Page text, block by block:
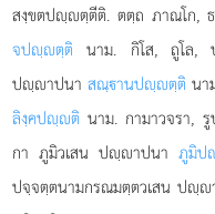
สงฺขตปฺตฺตีติ. ตตฺถ ภาณโก,
จปฺตฺติ นาม. กิโส, ถูโล,
ปฺาปนาสณฺานปฺตฺติ นา
ลิงฺคปฺติ นาม. กามาวจรา,
กา ภูมิวเสน ปฺาปนา ภูมิป
ปจฺจตฺตนามกรณมตฺตวเสน ปฺ